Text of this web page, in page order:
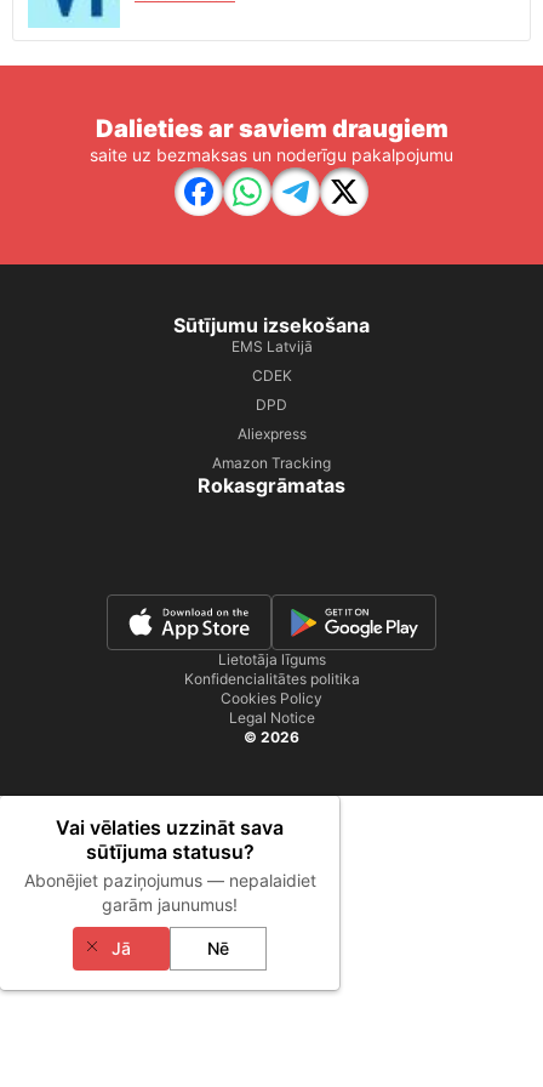
Dalieties ar saviem draugiem
saite uz bezmaksas un noderīgu pakalpojumu
Sūtījumu izsekošana
EMS Latvijā
CDEK
DPD
Aliexpress
Amazon Tracking
Rokasgrāmatas
Lietotāja līgums
Konfidencialitātes politika
Cookies Policy
Legal Notice
© 2026
Vai vēlaties uzzināt sava
sūtījuma statusu?
Abonējiet paziņojumus — nepalaidiet
garām jaunumus!
Jā Nē